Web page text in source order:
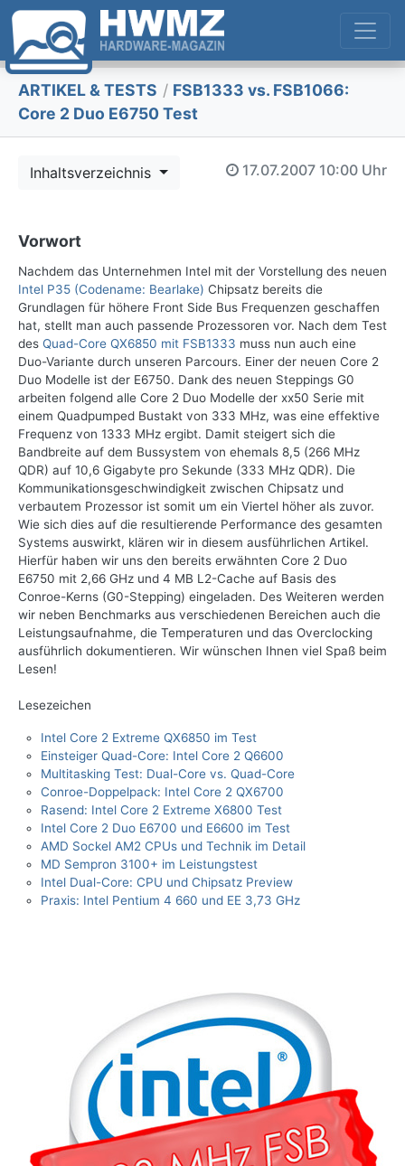
ARTIKEL & TESTS / FSB1333 vs. FSB1066:
Core 2 Duo E6750 Test
Inhaltsverzeichnis 17.07.2007 10:00 Uhr
Vorwort
Nachdem das Unternehmen Intel mit der Vorstellung des neuen
Intel P35 (Codename: Bearlake) Chipsatz bereits die
Grundlagen für höhere Front Side Bus Frequenzen geschaffen
hat, stellt man auch passende Prozessoren vor. Nach dem Test
des Quad-Core QX6850 mit FSB1333 muss nun auch eine
Duo-Variante durch unseren Parcours. Einer der neuen Core 2
Duo Modelle ist der E6750. Dank des neuen Steppings G0
arbeiten folgend alle Core 2 Duo Modelle der xx50 Serie mit
einem Quadpumped Bustakt von 333 MHz, was eine effektive
Frequenz von 1333 MHz ergibt. Damit steigert sich die
Bandbreite auf dem Bussystem von ehemals 8,5 (266 MHz
QDR) auf 10,6 Gigabyte pro Sekunde (333 MHz QDR). Die
Kommunikationsgeschwindigkeit zwischen Chipsatz und
verbautem Prozessor ist somit um ein Viertel höher als zuvor.
Wie sich dies auf die resultierende Performance des gesamten
Systems auswirkt, klären wir in diesem ausführlichen Artikel.
Hierfür haben wir uns den bereits erwähnten Core 2 Duo
E6750 mit 2,66 GHz und 4 MB L2-Cache auf Basis des
Conroe-Kerns (G0-Stepping) eingeladen. Des Weiteren werden
wir neben Benchmarks aus verschiedenen Bereichen auch die
Leistungsaufnahme, die Temperaturen und das Overclocking
ausführlich dokumentieren. Wir wünschen Ihnen viel Spaß beim
Lesen!
Lesezeichen
Intel Core 2 Extreme QX6850 im Test
Einsteiger Quad-Core: Intel Core 2 Q6600
Multitasking Test: Dual-Core vs. Quad-Core
Conroe-Doppelpack: Intel Core 2 QX6700
Rasend: Intel Core 2 Extreme X6800 Test
Intel Core 2 Duo E6700 und E6600 im Test
AMD Sockel AM2 CPUs und Technik im Detail
MD Sempron 3100+ im Leistungstest
Intel Dual-Core: CPU und Chipsatz Preview
Praxis: Intel Pentium 4 660 und EE 3,73 GHz